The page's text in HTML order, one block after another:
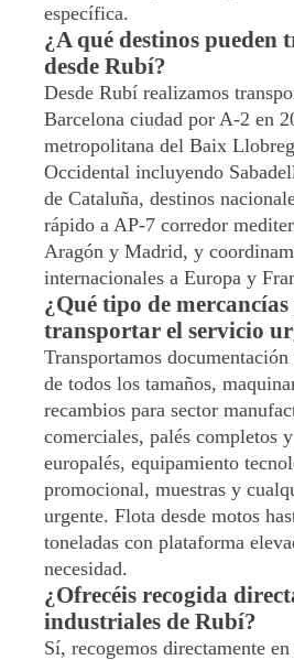
específica.
¿A qué destinos pueden
desde Rubí?
Desde Rubí realizamos
Barcelona ciudad por A-2 en
metropolitana del Baix
Occidental incluyendo
de Cataluña, destinos
rápido a AP-7 corredor
Aragón y Madrid, y
internacionales a Europa y
¿Qué tipo de mercancías
transportar el servicio
Transportamos
de todos los tamaños,
recambios para sector
comerciales, palés completos
europalés, equipamiento
promocional, muestras y
urgente. Flota desde motos
toneladas con plataforma
necesidad.
¿Ofrecéis recogida
industriales de Rubí?
Sí, recogemos directamente